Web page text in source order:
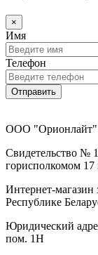
×
Имя
Телефон
Отправить
ООО "Орионлайт"
Свидетельство №
горисполкомом 17
Интернет-магазин
Республике
Юридический
пом. 1Н